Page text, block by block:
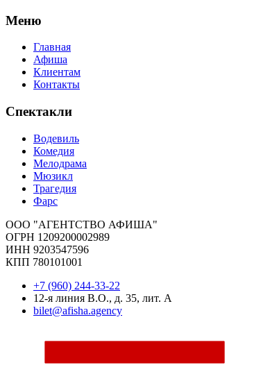
Меню
Главная
Афиша
Клиентам
Контакты
Спектакли
Водевиль
Комедия
Мелодрама
Мюзикл
Трагедия
Фарс
ООО "АГЕНТСТВО АФИША"
ОГРН 1209200002989
ИНН 9203547596
КПП 780101001
+7 (960) 244-33-22
12-я линия В.О., д. 35, лит. А
bilet@afisha.agency